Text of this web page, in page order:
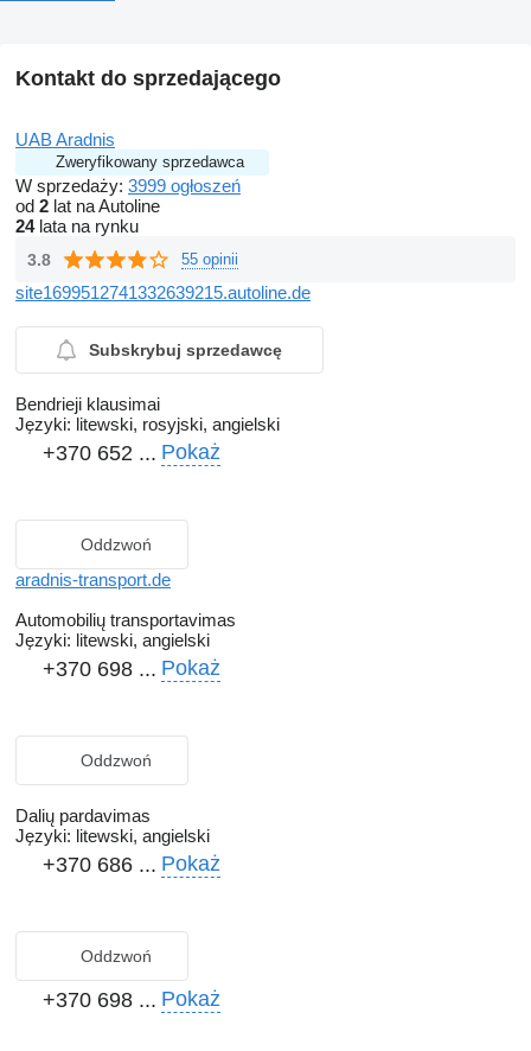
Kontakt do sprzedającego
UAB Aradnis
Zweryfikowany sprzedawca
W sprzedaży: 3999 ogłoszeń
od 2 lat na Autoline
24lata na rynku
3.8 55 opinii
site1699512741332639215.autoline.de
Subskrybuj sprzedawcę
Bendrieji klausimai
Języki: litewski, rosyjski, angielski
+370 652 ... Pokaż
Oddzwoń
aradnis-transport.de
Automobilių transportavimas
Języki: litewski, angielski
+370 698 ... Pokaż
Oddzwoń
Dalių pardavimas
Języki: litewski, angielski
+370 686 ... Pokaż
Oddzwoń
+370 698 ... Pokaż